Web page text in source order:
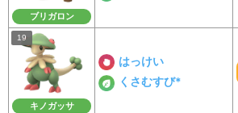
ブリガロン
キノガッサ
はっけい
くさむすび*